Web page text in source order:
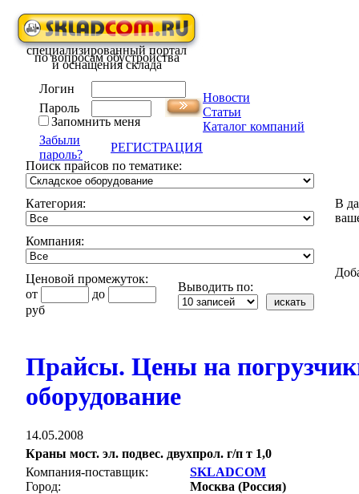
специализированный портал
по вопросам обустройства
и оснащения склада
Логин
Пароль
Запомнить меня
Забыли
пароль?
РЕГИСТРАЦИЯ
Новости
Статьи
Каталог компаний
Поиск прайсов по тематике:
Категория:
Компания:
Ценовой промежуток:
от
до
руб
Выводить по:
В
Прайсы. Цены на
оборудование
14.05.2008
Краны мост. эл. подвес. двухпрол. г/п т 1,0
Компания-поставщик:
SKLADCOM
Город:
Москва (Россия)